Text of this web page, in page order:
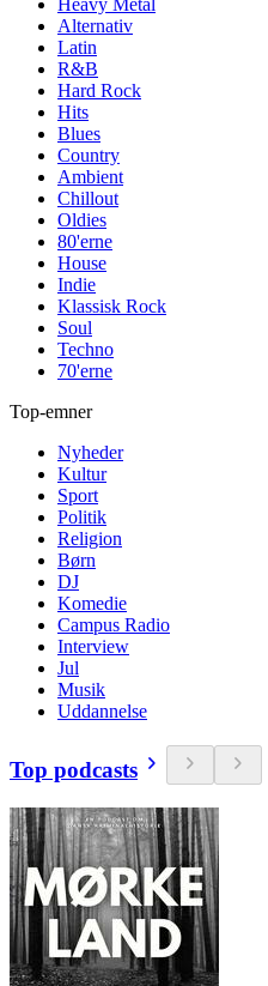
Heavy Metal
Alternativ
Latin
R&B
Hard Rock
Hits
Blues
Country
Ambient
Chillout
Oldies
80'erne
House
Indie
Klassisk Rock
Soul
Techno
70'erne
Top-emner
Nyheder
Kultur
Sport
Politik
Religion
Børn
DJ
Komedie
Campus Radio
Interview
Jul
Musik
Uddannelse
Top podcasts